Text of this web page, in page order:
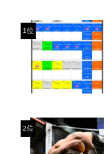
1位
2位